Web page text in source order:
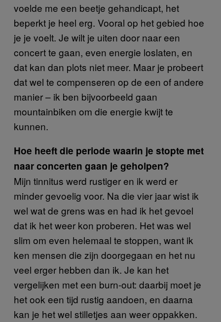
voelde me een beetje gehandicapt, het
beperkt je heel erg. Vooral op het gebied hoe
je je voelt. Je wilt je uiten door naar een
concert te gaan, even energie loslaten, en
dat kan dan plots niet meer. Maar je probeert
dat wel te compenseren op de een of andere
manier – ik ben bijvoorbeeld gaan
mountainbiken om die energie kwijt te
kunnen.
Hoe heeft die periode waarin je stopte met
naar concerten gaan je geholpen?
Mijn tinnitus werd rustiger en ik werd er
minder gevoelig voor. Na die vier jaar wist ik
wel wat de grens was en had ik het gevoel
dat ik het weer kon proberen. Het was wel
slim om even helemaal te stoppen, want ik
ken mensen die zijn doorgegaan en het nu
veel erger hebben dan ik. Je kan het
vergelijken met een burn-out: daarbij moet je
het ook een tijd rustig aandoen, en daarna
kan je het wel stilletjes aan weer oppakken.